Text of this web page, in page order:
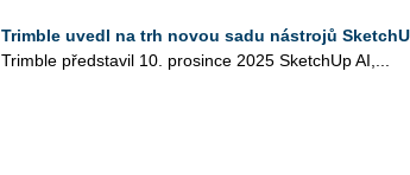
Trimble uvedl na trh novou sadu nástrojů
Trim­ble před­sta­vil 10. pro­sin­ce 2025 Sket­chUp AI,...